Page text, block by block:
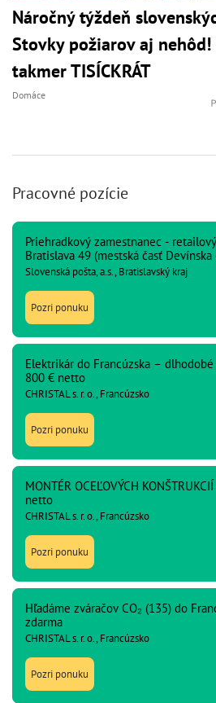
Náročný týždeň
Stovky požiarov aj
takmer TISÍCKRÁT
Domáce
Pracovné pozície
Priehradkový zamestnanec -
Bratislava 49 (mestská časť
Slovenská pošta, a.s., Bratislavský kraj
Pozri ponuku
Elektrikár do Francúzska –
800 € netto
CHRISTAL s. r. o., Francúzsko
Pozri ponuku
MONTÉR OCEĽOVÝCH
netto
CHRISTAL s. r. o., Francúzsko
Pozri ponuku
Hľadáme zváračov CO₂ (135) do
zdarma
CHRISTAL s. r. o., Francúzsko
Pozri ponuku